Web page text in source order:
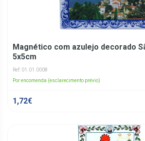
Magnético com azulejo decorado
5x5cm
Ref: 01.01.0008
Por encomenda (esclarecimento prévio)
1,72€